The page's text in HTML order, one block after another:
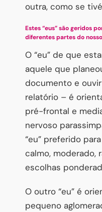
outra, como se
Estes “eus” são geridos
diferentes partes do
O “eu” de que
aquele que
documento e
relatório – é
pré-frontal e
nervoso
“eu” preferido
calmo, moderado,
escolhas
O outro “eu” é
pequeno